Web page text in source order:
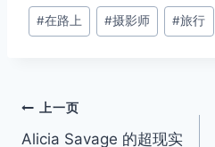
文
章
#在路上 #摄影师 #旅行
文上一页
Alicia Savage 的超现实